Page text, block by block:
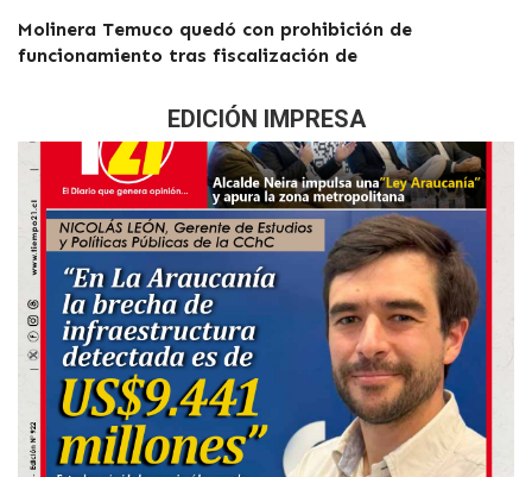
Molinera Temuco quedó con prohibición de
funcionamiento tras fiscalización de
EDICIÓN IMPRESA